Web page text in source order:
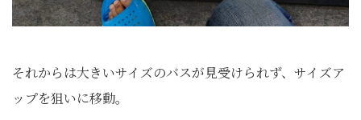
それからは大きいサイズのバスが見受けられず、サイズア
ップを狙いに移動。